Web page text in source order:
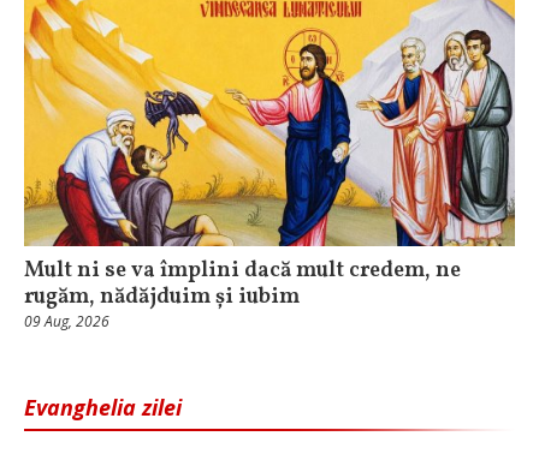
Mult ni se va împlini dacă mult credem, ne
rugăm, nădăjduim și iubim
09 Aug, 2026
Evanghelia zilei